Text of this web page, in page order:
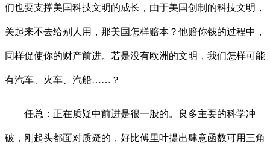
们也要支撑美国科技文明的成长，由于美国创制的科技文明，
关起来不去给别人用，那美国怎样赔本？他赔你钱的过程中，
同样促使你的财产前进。若是没有欧洲的文明，我们怎样可能
有汽车、火车、汽船……？
任总：正在质疑中前进是很一般的。良多主要的科学冲
破，刚起头都面对质疑的，好比傅里叶提出肆意函数可用三角